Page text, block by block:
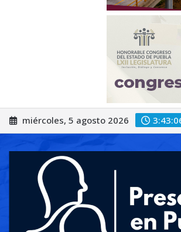
Saltar
al
miércoles, 5 agosto 2026